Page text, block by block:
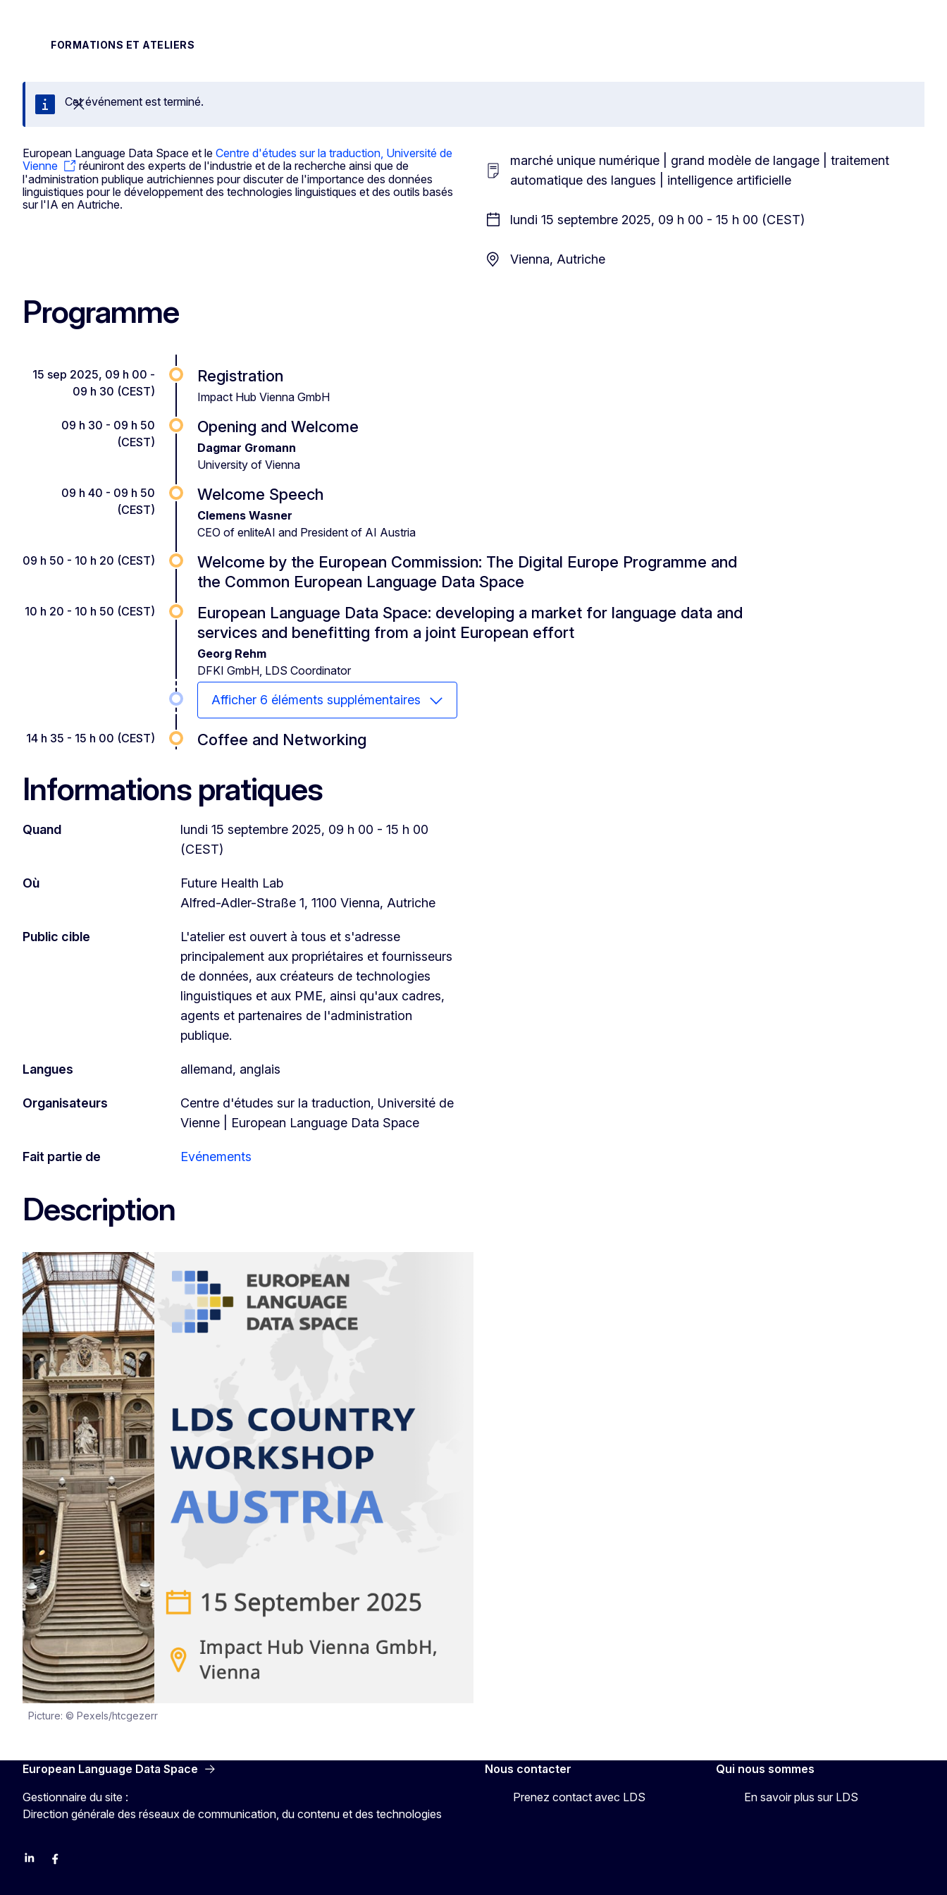
FORMATIONS ET ATELIERS
Fermer
Cet événement est terminé.
European Language Data Space et le Centre d'études sur la traduction, Université de
Vienne
réuniront des experts de l'industrie et de la recherche ainsi que de
l'administration publique autrichiennes pour discuter de l'importance des données
linguistiques pour le développement des technologies linguistiques et des outils basés
sur l'IA en Autriche.
marché unique numérique | grand modèle de langage | traitement
automatique des langues | intelligence artificielle
lundi 15 septembre 2025, 09 h 00 - 15 h 00 (CEST)
Vienna, Autriche
Programme
15 sep 2025, 09 h 00 -
09 h 30 (CEST)
Registration
Impact Hub Vienna GmbH
09 h 30 - 09 h 50
(CEST)
Opening and Welcome
Dagmar Gromann
University of Vienna
09 h 40 - 09 h 50
(CEST)
Welcome Speech
Clemens Wasner
CEO of enliteAI and President of AI Austria
09 h 50 - 10 h 20 (CEST)
Welcome by the European Commission: The Digital Europe Programme and
the Common European Language Data Space
10 h 20 - 10 h 50 (CEST)
European Language Data Space: developing a market for language data and
services and benefitting from a joint European effort
Georg Rehm
DFKI GmbH, LDS Coordinator
Afficher 6 éléments supplémentaires
14 h 35 - 15 h 00 (CEST) Coffee and Networking
Informations pratiques
Quand
lundi 15 septembre 2025, 09 h 00 - 15 h 00
(CEST)
Où
Future Health Lab
Alfred-Adler-Straße 1, 1100 Vienna, Autriche
Public cible
L'atelier est ouvert à tous et s'adresse
principalement aux propriétaires et fournisseurs
de données, aux créateurs de technologies
linguistiques et aux PME, ainsi qu'aux cadres,
agents et partenaires de l'administration
publique.
Langues allemand, anglais
Organisateurs
Centre d'études sur la traduction, Université de
Vienne | European Language Data Space
Fait partie de Evénements
Description
Picture: © Pexels/htcgezerr
European Language Data Space
Gestionnaire du site :
Direction générale des réseaux de communication, du contenu et des technologies
LinkedinFacebook
Nous contacter
Prenez contact avec LDS
Qui nous sommes
En savoir plus sur LDS